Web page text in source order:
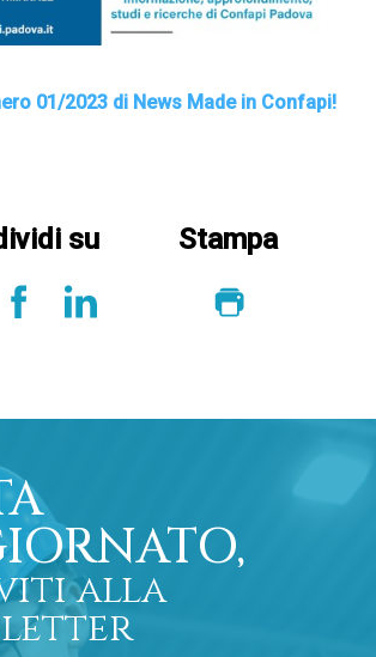
01 /2023 di News Made in Confapi!
su Stampa
alla